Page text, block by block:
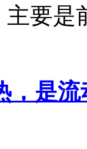
主要
，是